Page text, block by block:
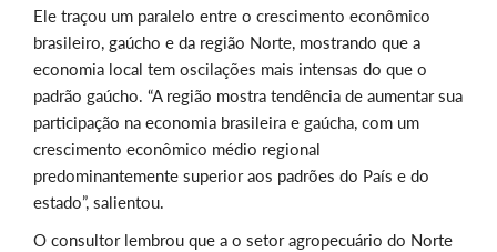
Ele traçou um paralelo entre o crescimento econômico
brasileiro, gaúcho e da região Norte, mostrando que a
economia local tem oscilações mais intensas do que o
padrão gaúcho. “A região mostra tendência de aumentar sua
participação na economia brasileira e gaúcha, com um
crescimento econômico médio regional
predominantemente superior aos padrões do País e do
estado”, salientou.
O consultor lembrou que a o setor agropecuário do Norte